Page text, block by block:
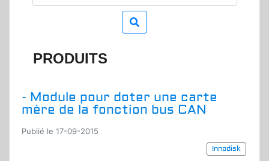
PRODUITS
- Module pour doter une carte
mère de la fonction bus CAN
Publié le 17-09-2015
Innodisk